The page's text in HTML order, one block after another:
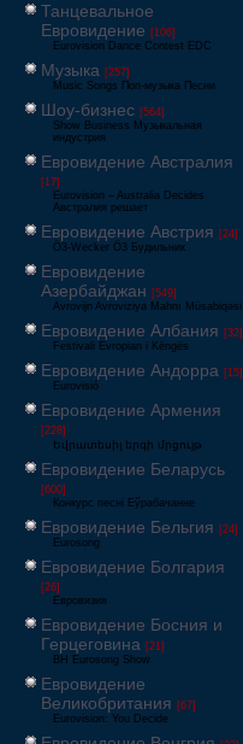
Танцевальное
Евровидение [106]
Eurovision Dance Contest EDC
Музыка [257]
Music Songs Поп-музыка Песни
Шоу-бизнес [564]
Show Business Музыкальная
индустрия
Евровидение Австралия
[17]
Eurovision – Australia Decides
Австралия решает
Евровидение Австрия [24]
Ö3-Wecker Ö3 Будильник
Евровидение
Азербайджан [549]
Avrovijn Avroviziya Mahnı Müsabiqəsi
Евровидение Албания [32]
Festivali Evropian i Këngës
Евровидение Андорра [15]
Eurovisió
Евровидение Армения
[228]
Եվրատեսիլ երգի մրցույթ
Евровидение Беларусь
[600]
Конкурс песні Еўрабачанне
Евровидение Бельгия [24]
Eurosong
Евровидение Болгария
[26]
Евровизия
Евровидение Босния и
Герцеговина [21]
BH Eurosong Show
Евровидение
Великобритания [67]
Eurovision: You Decide